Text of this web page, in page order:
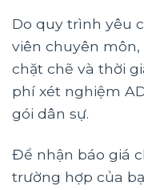
Do quy trình yêu
viên chuyên
chặt chẽ và thời
phí xét nghiệm
gói dân sự.
Để nhận báo giá
trường hợp của